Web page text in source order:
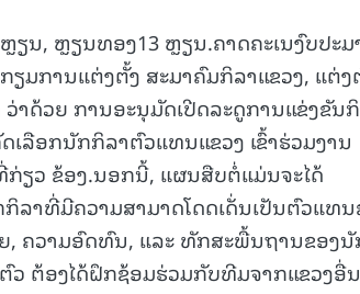
ນ, ຫຼຽນທອງ13 ຫຼຽນ.ຄາດຄະເນງົບປະ
ຽມການແຕ່ງຕັ້ງ ສະມາຄົມກິລາແຂວງ, ແຕ່ງ
າດ້ວຍ ການອະນຸມັດເປີດລະດູການແຂ່ງຂັນ
ເລືອກນັກກິລາຕົວແທນແຂວງ ເຂົ້າຮ່ວມງານ
ຽວ ຂ້ອງ.ນອກນີ້, ແຜນສືບຕໍ່ແມ່ນຈະໄດ້
ລາທີ່ມີຄວາມສາມາດໂດດເດັ່ນເປັນຕົວແທ
, ຄວາມອົດທົນ, ແລະ ທັກສະພື້ນຖານຂອງ
ຕ້ອງໄດ້ຝຶກຊ້ອມຮ່ວມກັບທີມຈາກແຂວງອື່